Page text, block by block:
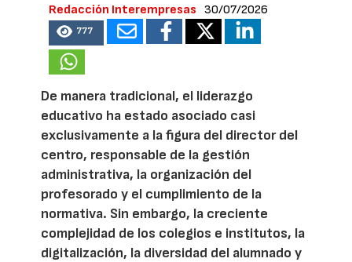
Redacción Interempresas 30/07/2026
777
De manera tradicional, el liderazgo
educativo ha estado asociado casi
exclusivamente a la figura del director del
centro, responsable de la gestión
administrativa, la organización del
profesorado y el cumplimiento de la
normativa. Sin embargo, la creciente
complejidad de los colegios e institutos, la
digitalización, la diversidad del alumnado y